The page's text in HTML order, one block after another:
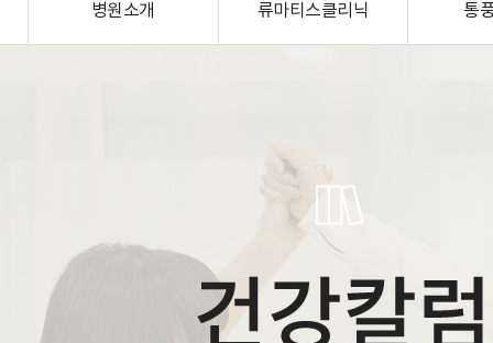
병원소개 류마티스클리닉 통